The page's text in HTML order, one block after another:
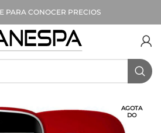
PARA CONOCER PRECIOS
AGOTA
DO